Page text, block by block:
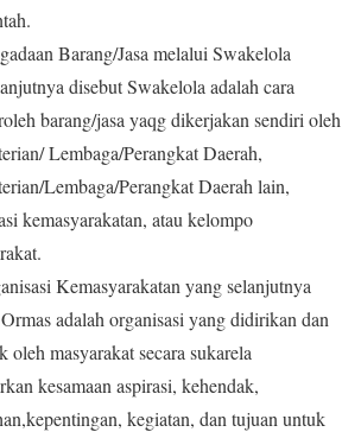
Barang/Jasa melalui Swakelola
disebut Swakelola adalah cara
barang/jasa yaqg dikerjakan sendiri oleh
Lembaga/Perangkat Daerah,
Lembaga/Perangkat Daerah lain,
kemasyarakatan, atau kelompo
Kemasyarakatan yang selanjutnya
adalah organisasi yang didirikan dan
oleh masyarakat secara sukarela
kesamaan aspirasi, kehendak,
kegiatan, dan tujuan untuk